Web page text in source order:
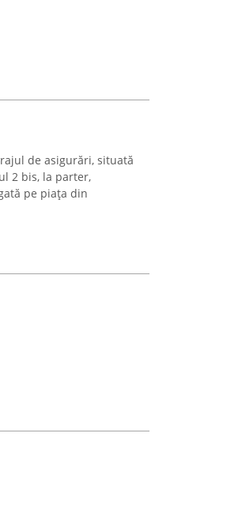
de asigurări, situată
2 bis, la parter,
pe piața din